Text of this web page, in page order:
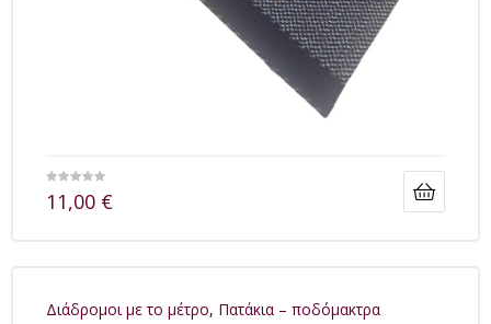
11,00 €
Διάδρομοι με το μέτρο, Πατάκια – ποδόμακτρα